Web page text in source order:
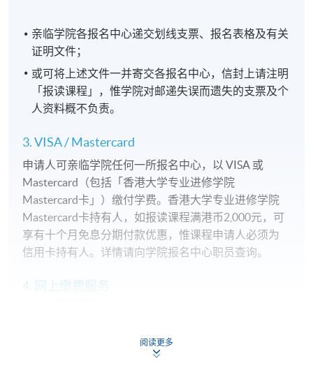
亲临学院各报名中心递交划线支票、报名表格及有关
证明文件；
或可将上述文件一并寄交各报名中心，信封上请注明
「报读课程」，惟学院对邮递失误而遗失的支票及个
人资料概不负责。
3. VISA / Mastercard
申请人可亲临学院任何一所报名中心，以 VISA 或
Mastercard（包括「香港大学专业进修学院
Mastercard卡」）缴付学费。香港大学专业进修学院
Mastercard卡持有人，如报读课程满港币2,000元，可
享有十个月免息分期付款优惠，惟课程申请人必须为
信用卡持有人。详情请向学院报名中心职员查询。
4. 网上缴费服务
网上使用「缴费灵」（不适用於手机）、VISA或
Mastercard缴付有关课程的报名费或学费。除上述支
阅读更多